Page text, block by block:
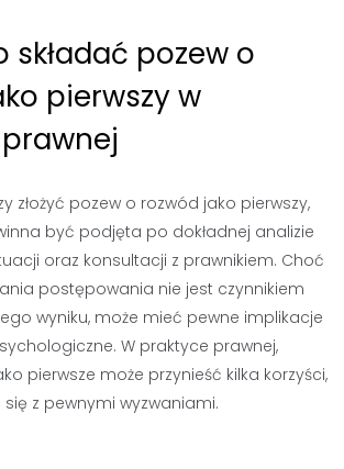
składać pozew o
pierwszy w
złożyć pozew o rozwód jako pierwszy,
być podjęta po dokładnej analizie
oraz konsultacji z prawnikiem. Choć
postępowania nie jest czynnikiem
wyniku, może mieć pewne implikacje
W praktyce prawnej,
pierwsze może przynieść kilka korzyści,
się z pewnymi wyzwaniami.